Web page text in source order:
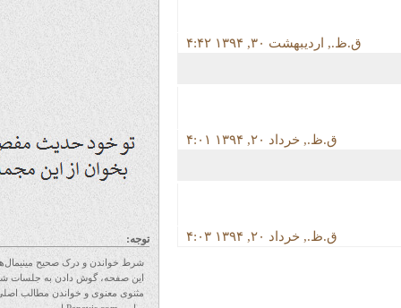
توجه:
شرط خواندن و درک صحیح مینیمال‌های
این صفحه، گوش دادن به جلسات شرح
مثنوی معنوی و خواندن مطالب اصلی
۴:۴۲ ق.ظ., اردیبهشت ۳۰, ۱۳۹۴
۴:۰۱ ق.ظ., خرداد ۲۰, ۱۳۹۴
۴:۰۳ ق.ظ., خرداد ۲۰, ۱۳۹۴